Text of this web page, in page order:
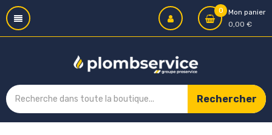
0
Mon panier
0,00 €
Rechercher